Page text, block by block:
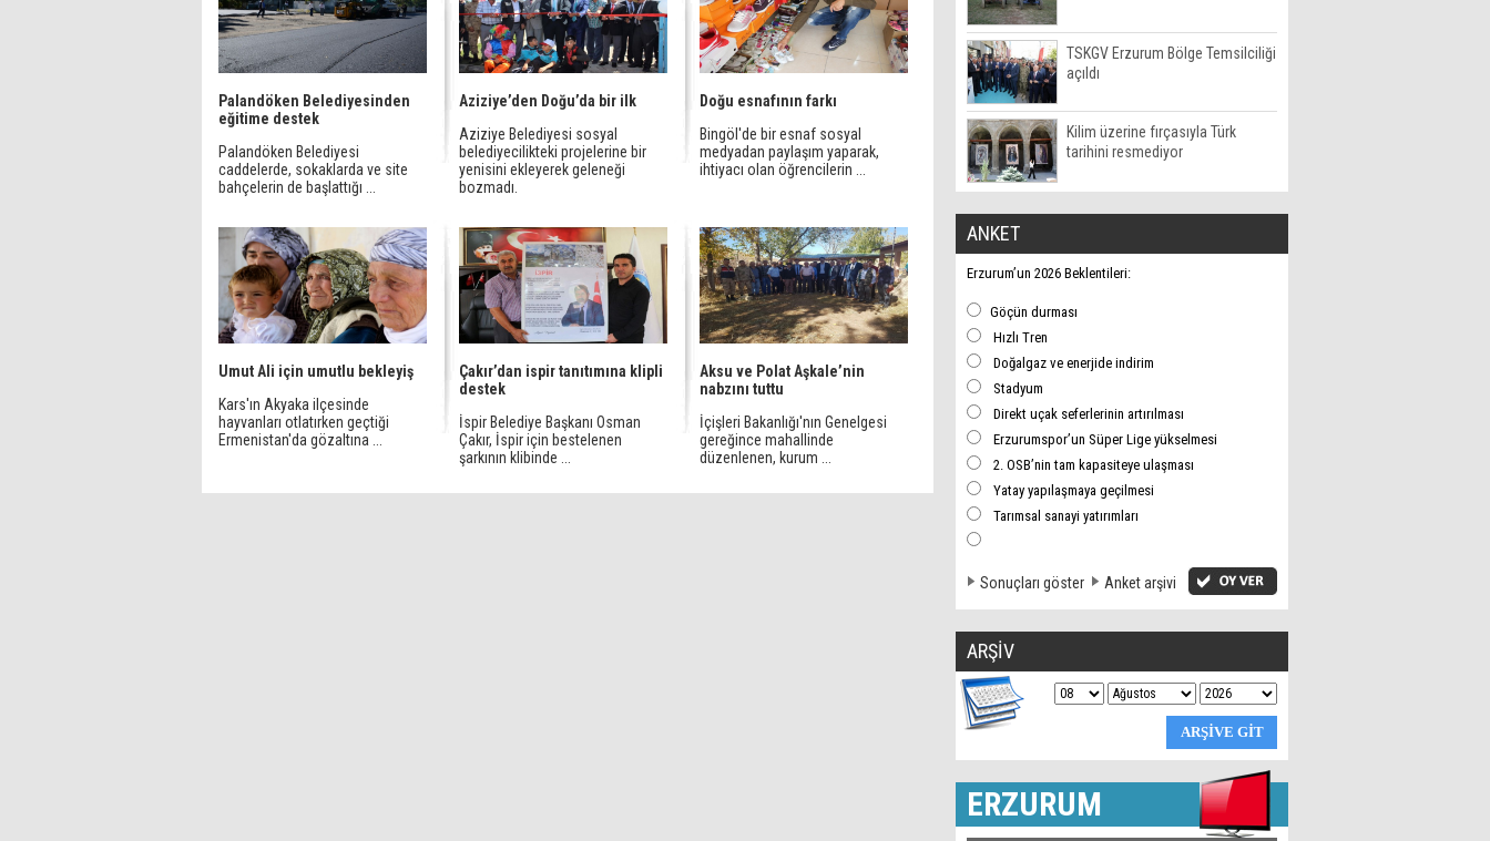
Palandöken Belediyesinden
eğitime destek
Palandöken Belediyesi
caddelerde, sokaklarda ve site
bahçelerin de başlattığı ...
Aziziye’den Doğu’da bir ilk
Aziziye Belediyesi sosyal
belediyecilikteki projelerine bir
yenisini ekleyerek geleneği
bozmadı.
Doğu esnafının farkı
Bingöl'de bir esnaf sosyal
medyadan paylaşım yaparak,
ihtiyacı olan öğrencilerin ...
Umut Ali için umutlu bekleyiş
Kars'ın Akyaka ilçesinde
hayvanları otlatırken geçtiği
Ermenistan'da gözaltına ...
Çakır’dan ispir tanıtımına klipli
destek
İspir Belediye Başkanı Osman
Çakır, İspir için bestelenen
şarkının klibinde ...
Aksu ve Polat Aşkale’nin
nabzını tuttu
İçişleri Bakanlığı'nın Genelgesi
gereğince mahallinde
düzenlenen, kurum ...
TSKGV Erzurum Bölge Temsilciliği
açıldı
Kilim üzerine fırçasıyla Türk
tarihini resmediyor
ANKET
Erzurum’un 2026 Beklentileri:
Göçün durması
Hızlı Tren
Doğalgaz ve enerjide indirim
Stadyum
Direkt uçak seferlerinin artırılması
Erzurumspor’un Süper Lige yükselmesi
2. OSB’nin tam kapasiteye ulaşması
Yatay yapılaşmaya geçilmesi
Tarımsal sanayi yatırımları
Sonuçları göster Anket arşivi
ARŞİV
ERZURUM